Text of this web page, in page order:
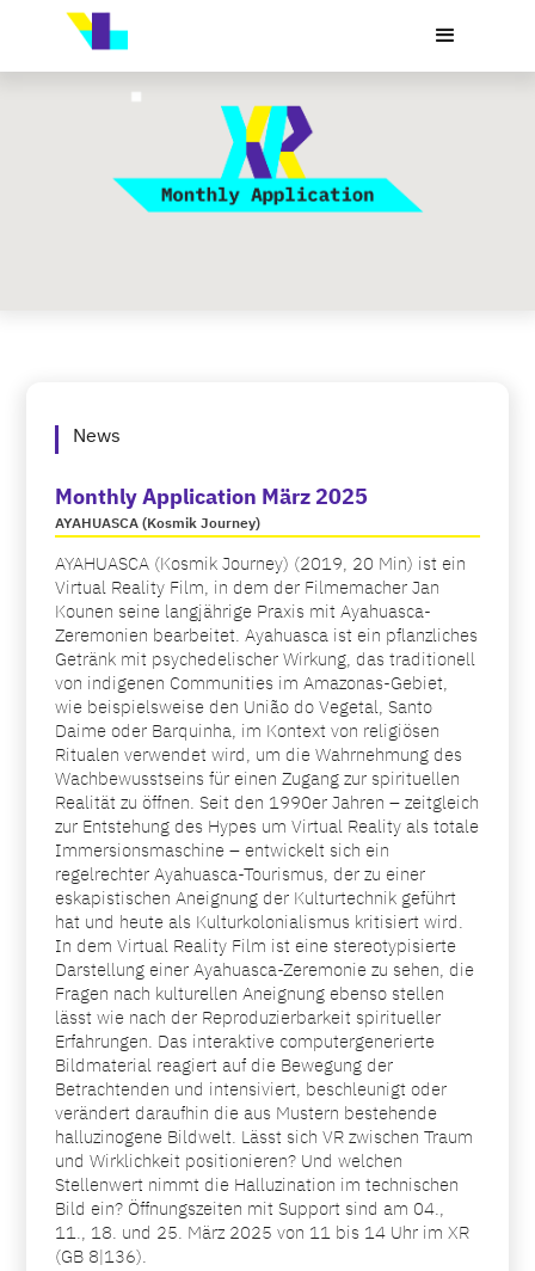
News
Monthly Application März 2025
AYAHUASCA (Kosmik Journey)
AYAHUASCA (Kosmik Journey) (2019, 20 Min) ist ein
Virtual Reality Film, in dem der Filmemacher Jan
Kounen seine langjährige Praxis mit Ayahuasca-
Zeremonien bearbeitet. Ayahuasca ist ein pflanzliches
Getränk mit psychedelischer Wirkung, das traditionell
von indigenen Communities im Amazonas-Gebiet,
wie beispielsweise den União do Vegetal, Santo
Daime oder Barquinha, im Kontext von religiösen
Ritualen verwendet wird, um die Wahrnehmung des
Wachbewusstseins für einen Zugang zur spirituellen
Realität zu öffnen. Seit den 1990er Jahren – zeitgleich
zur Entstehung des Hypes um Virtual Reality als totale
Immersionsmaschine – entwickelt sich ein
regelrechter Ayahuasca-Tourismus, der zu einer
eskapistischen Aneignung der Kulturtechnik geführt
hat und heute als Kulturkolonialismus kritisiert wird.
In dem Virtual Reality Film ist eine stereotypisierte
Darstellung einer Ayahuasca-Zeremonie zu sehen, die
Fragen nach kulturellen Aneignung ebenso stellen
lässt wie nach der Reproduzierbarkeit spiritueller
Erfahrungen. Das interaktive computergenerierte
Bildmaterial reagiert auf die Bewegung der
Betrachtenden und intensiviert, beschleunigt oder
verändert daraufhin die aus Mustern bestehende
halluzinogene Bildwelt. Lässt sich VR zwischen Traum
und Wirklichkeit positionieren? Und welchen
Stellenwert nimmt die Halluzination im technischen
Bild ein? Öffnungszeiten mit Support sind am 04.,
11., 18. und 25. März 2025 von 11 bis 14 Uhr im XR
(GB 8|136).